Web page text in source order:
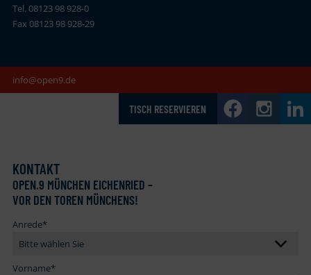
Tel. 08123 98 928-0
Fax 08123 98 928-29
info@open9.de
TISCH RESERVIEREN
KONTAKT
OPEN.9 MÜNCHEN EICHENRIED –
VOR DEN TOREN MÜNCHENS!
Anrede*
Vorname*